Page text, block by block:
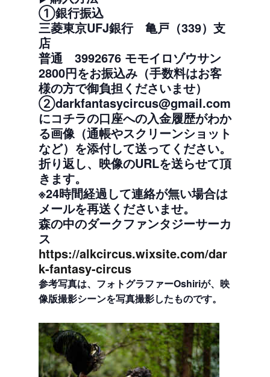
①銀行振込
三菱東京UFJ銀行 亀戸（339）支
店
普通 3992676 モモイロゾウサン
2800円をお振込み（手数料はお客
様の方で御負担くださいませ）
②darkfantasycircus@gmail.com
にコチラの口座への入金履歴がわか
る画像（通帳やスクリーンショット
など）を添付して送ってください。
折り返し、映像のURLを送らせて頂
きます。
※24時間経過して連絡が無い場合は
メールを再送くださいませ。
森の中のダークファンタジーサーカ
ス
https://alkcircus.wixsite.com/dar
k-fantasy-circus
参考写真は、フォトグラファーOshiriが、映
像版撮影シーンを写真撮影したものです。